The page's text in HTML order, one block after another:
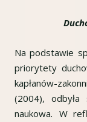
Na podstawie
priorytety
kapłanów-
(2004),
naukowa. W